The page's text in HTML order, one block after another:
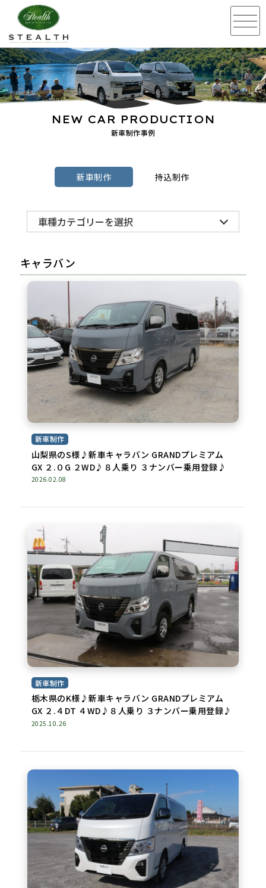
新車制作事例
NEW CAR PRODUCTION
新車制作 持込制作
車種カテゴリーを選択
キャラバン
新車制作
山梨県のS様♪新車キャラバン GRANDプレミアム
GX ２.０G ２WD♪８人乗り ３ナンバー乗用登録♪
2026.02.08
新車制作
栃木県のK様♪新車キャラバン GRANDプレミアム
GX ２.４DT ４WD♪８人乗り ３ナンバー乗用登録♪
2025.10.26